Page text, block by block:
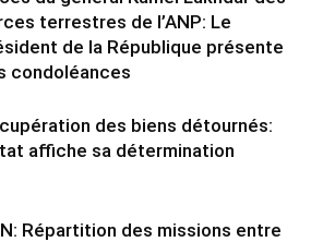
terrestres de l’ANP: Le
de la République présente
condoléances
des biens détournés:
affiche sa détermination
Répartition des missions entre